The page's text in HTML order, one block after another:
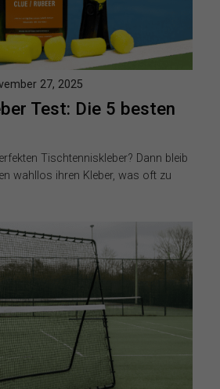
Test: Die 5 besten
27, 2025
Tischtenniskleber? Dann bleib
wahllos ihren Kleber, was oft zu